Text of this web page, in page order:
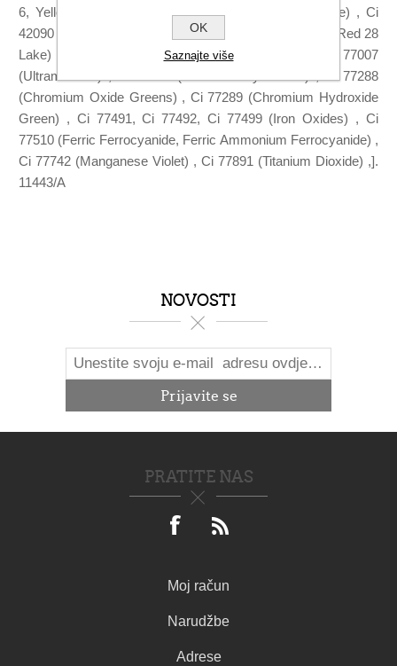
6, Yellow 6 Lake), Ci 19140 (Yellow 5, Yellow 5 Lake) , Ci
42090 (Blue 1 Lake) , Ci 45410 (Red 27, Red 27 Lake, Red 28
Lake) , Ci 73360 (Red 30, Red 30 Lake) , Ci 77007
(Ultramarines) , Ci 77163 (Bismuth Oxychloride) , Ci 77288
(Chromium Oxide Greens) , Ci 77289 (Chromium Hydroxide
Green) , Ci 77491, Ci 77492, Ci 77499 (Iron Oxides) , Ci
77510 (Ferric Ferrocyanide, Ferric Ammonium Ferrocyanide) ,
Ci 77742 (Manganese Violet) , Ci 77891 (Titanium Dioxide) ,].
11443/A
NOVOSTI
PRATITE NAS
Moj račun
Narudžbe
Adrese
OK
Saznajte više